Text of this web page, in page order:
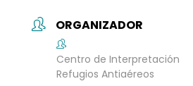
ORGANIZADOR
Centro de Interpretación
Refugios Antiaéreos